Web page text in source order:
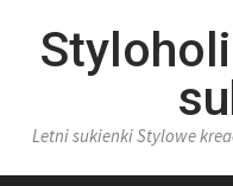
Letni sukienki Stylowe